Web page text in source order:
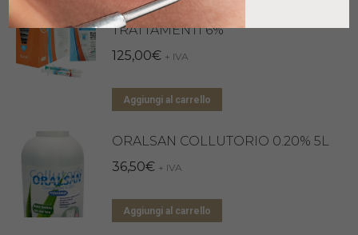
BLANCONE CLICK 12
TRATTAMENTI 6%
125,00€ + IVA
Aggiungi al carrello
ORALSAN COLLUTORIO 0.20% 5L
36,50€ + IVA
Aggiungi al carrello